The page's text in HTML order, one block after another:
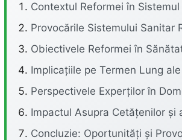
Contextul Reformei în
Provocările Sistemului Sanitar
Obiectivele Reformei în
Implicațiile pe Termen Lung
Perspectivele Experților în
Impactul Asupra Cetățenilor și
Concluzie: Oportunități și